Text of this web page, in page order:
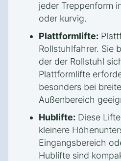
jeder Treppenform
oder kurvig.
Plattformlifte:
Rollstuhlfahrer. Sie
der der Rollstuhl
Plattformlifte
besonders bei
Außenbereich
Hublifte: Diese
kleinere
Eingangsbereich
Hublifte sind